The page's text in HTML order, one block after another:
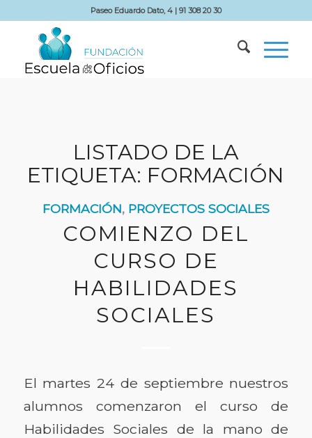
Paseo Eduardo Dato, 4 | 91 308 20 30
LISTADO DE LA
ETIQUETA: FORMACIÓN
FORMACIÓN, PROYECTOS SOCIALES
COMIENZO DEL
CURSO DE
HABILIDADES
SOCIALES
El martes 24 de septiembre nuestros
alumnos comenzaron el curso de
Habilidades Sociales de la mano de